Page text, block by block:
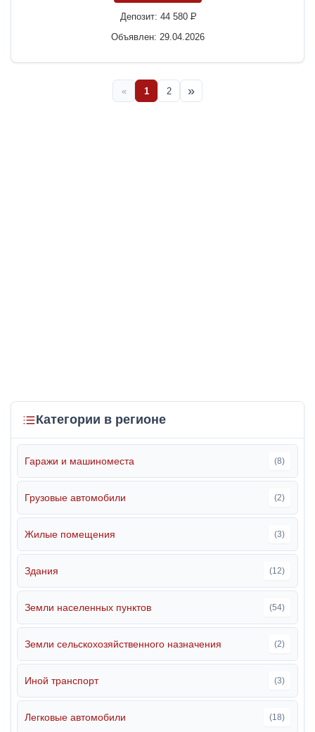
Депозит: 44 580P
Объявлен: 29.04.2026
« 1 2 »
Категории в регионе
Гаражи и машиноместа (8)
Грузовые автомобили (2)
Жилые помещения (3)
Здания (12)
Земли населенных пунктов (54)
Земли сельскохозяйственного назначения (2)
Иной транспорт (3)
Легковые автомобили (18)